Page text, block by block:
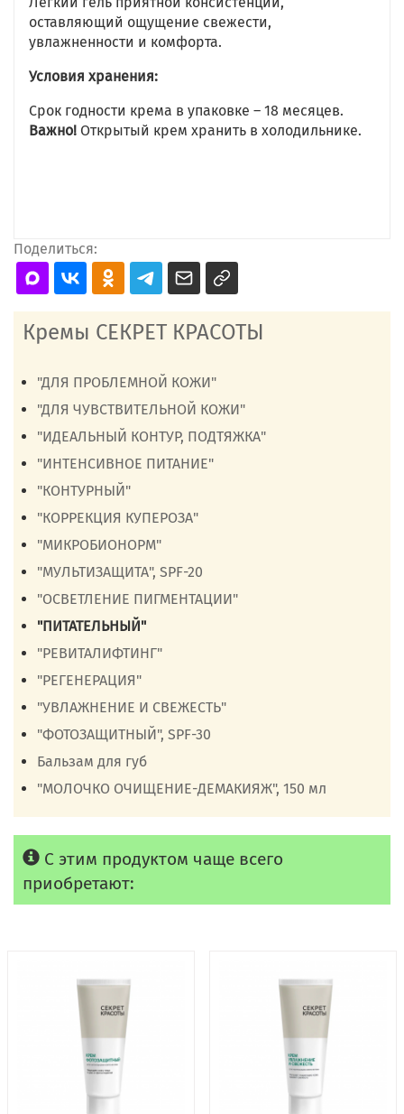
оставляющий ощущение свежести,
увлажненности и комфорта.
Условия хранения:
Срок годности крема в упаковке – 18 месяцев.
Важно! Открытый крем хранить в холодильнике.
Поделиться:
Кремы СЕКРЕТ КРАСОТЫ
"ДЛЯ ПРОБЛЕМНОЙ КОЖИ"
"ДЛЯ ЧУВСТВИТЕЛЬНОЙ КОЖИ"
"ИДЕАЛЬНЫЙ КОНТУР, ПОДТЯЖКА"
"ИНТЕНСИВНОЕ ПИТАНИЕ"
"КОНТУРНЫЙ"
"КОРРЕКЦИЯ КУПЕРОЗА"
"МИКРОБИОНОРМ"
"МУЛЬТИЗАЩИТА", SPF-20
"ОСВЕТЛЕНИЕ ПИГМЕНТАЦИИ"
"ПИТАТЕЛЬНЫЙ"
"РЕВИТАЛИФТИНГ"
"РЕГЕНЕРАЦИЯ"
"УВЛАЖНЕНИЕ И СВЕЖЕСТЬ"
"ФОТОЗАЩИТНЫЙ", SPF-30
Бальзам для губ
"МОЛОЧКО ОЧИЩЕНИЕ-ДЕМАКИЯЖ", 150 мл
С этим продуктом чаще всего
приобретают: